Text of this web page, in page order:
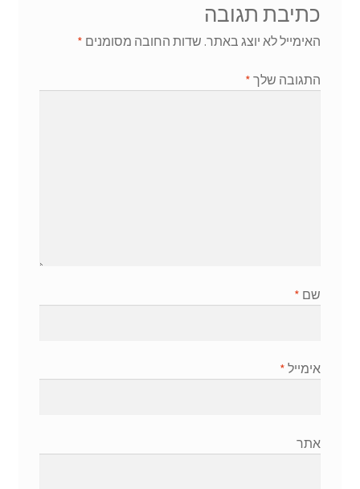
כתיבת תגובה
האימייל לא יוצג באתר. שדות החובה מסומנים *
התגובה שלך *
שם *
אימייל *
אתר